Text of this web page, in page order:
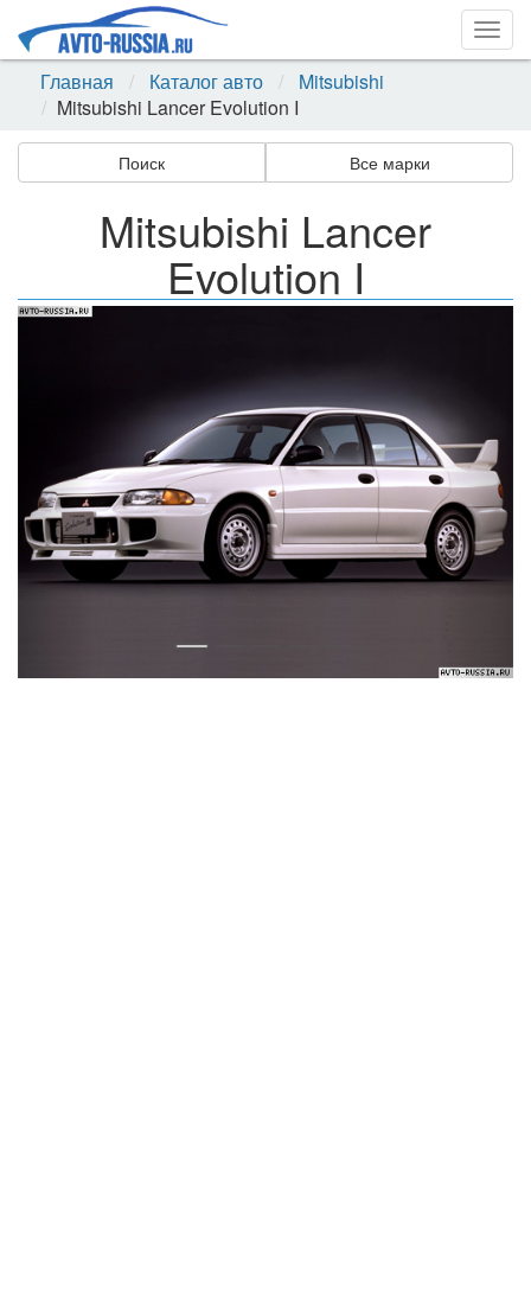
Главная
Каталог авто
Mitsubishi
Mitsubishi Lancer Evolution I
Поиск Все марки
Mitsubishi Lancer
Evolution I
Назад